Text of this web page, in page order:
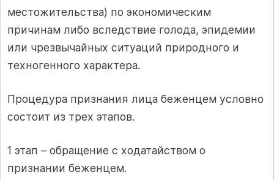
местожительства) по экономическим
причинам либо вследствие голода, эпидемии
или чрезвычайных ситуаций природного и
техногенного характера.
Процедура признания лица беженцем условно
состоит из трех этапов.
1 этап – обращение с ходатайством о
признании беженцем.